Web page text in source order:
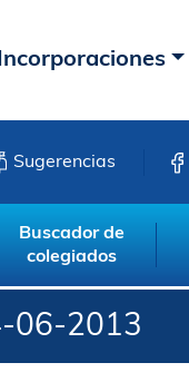
Sugerencias
Buscador de
colegiados
06-2013